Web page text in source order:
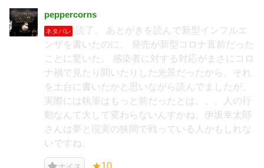
peppercorns
ネタバレ
読了。 あとがきを読んで新型インフルエ
ンザを書いたのに、 発売が新型コロナ直前だった
ことに驚いた。 感染者に対する対応がまさにコロ
ナ禍で見たり聞いたりした光景だったから、それ
を土台に書いたかと思いながら読んでましたが、
実際には執筆はもっと前だったとは。。。人の行
動なんて大して変わらないんすかね。伊坂幸太郎
さんは夢と現実の狭間で戦っている人かもしれな
いですね。
★10